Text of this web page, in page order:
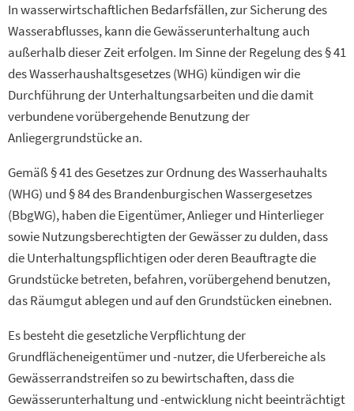
In wasserwirtschaftlichen Bedarfsfällen, zur Sicherung des
Wasserabflusses, kann die Gewässerunterhaltung auch
außerhalb dieser Zeit erfolgen. Im Sinne der Regelung des § 41
des Wasserhaushaltsgesetzes (WHG) kündigen wir die
Durchführung der Unterhaltungsarbeiten und die damit
verbundene vorübergehende Benutzung der
Anliegergrundstücke an.
Gemäß § 41 des Gesetzes zur Ordnung des Wasserhauhalts
(WHG) und § 84 des Brandenburgischen Wassergesetzes
(BbgWG), haben die Eigentümer, Anlieger und Hinterlieger
sowie Nutzungsberechtigten der Gewässer zu dulden, dass
die Unterhaltungspflichtigen oder deren Beauftragte die
Grundstücke betreten, befahren, vorübergehend benutzen,
das Räumgut ablegen und auf den Grundstücken einebnen.
Es besteht die gesetzliche Verpflichtung der
Grundflächeneigentümer und -nutzer, die Uferbereiche als
Gewässerrandstreifen so zu bewirtschaften, dass die
Gewässerunterhaltung und -entwicklung nicht beeinträchtigt